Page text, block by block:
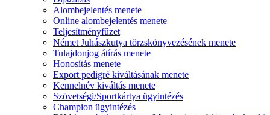
Alombejelentés menete
Online alombejelentés menete
Teljesítményfűzet
Német Juhászkutya törzskönyvezésének menete
Tulajdonjog átírás menete
Honosítás menete
Export pedigré kiváltásának menete
Kennelnév kiváltás menete
Szövetségi/Sportkártya ügyintézés
Champion ügyintézés